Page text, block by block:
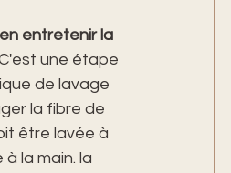
entretenir la
une étape
de lavage
la fibre de
être lavée à
la main. la